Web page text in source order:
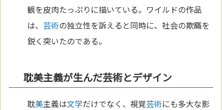
観を皮肉たっぷりに描いている。ワイルドの作品
は、芸術の独立性を訴えると同時に、社会の欺瞞を
鋭く突いたのである。
耽美主義が生んだ芸術とデザイン
耽美主義は文学だけでなく、視覚芸術にも多大な影